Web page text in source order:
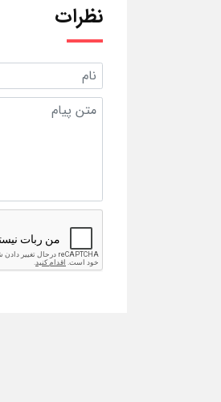
نظرات